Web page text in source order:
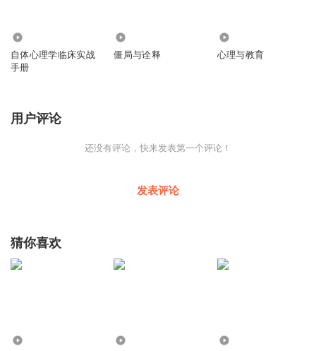
自体心理学临床实战
手册
僵局与诠释 心理与教育
用户评论
还没有评论，快来发表第一个评论！
发表评论
猜你喜欢